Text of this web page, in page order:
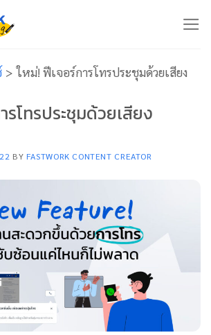
> ใหม่! ฟีเจอร์การโทรประชุมด้วยเสียง
รโทรประชุมด้วยเสียง
BY FASTWORK CONTENT CREATOR